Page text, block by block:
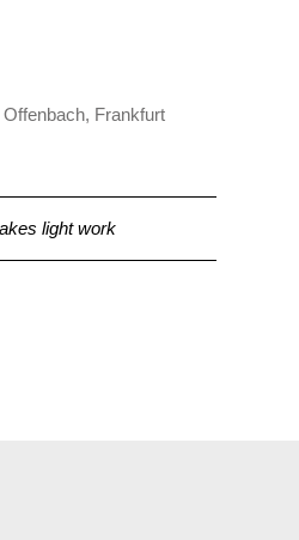
light work